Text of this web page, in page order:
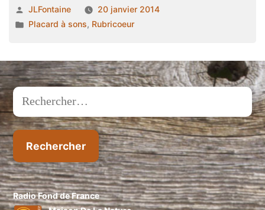
Publié
par
JLFontaine
20 janvier 2014
Publié
Placard à sons, Rubricoeur
Rechercher :
Radio Fond de France